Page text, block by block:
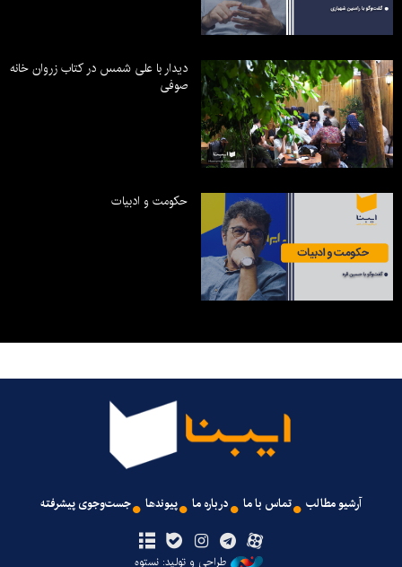
دیدار با علی شمس در کتاب زروان خانه
صوفی
حکومت و ادبیات
آرشیو مطالب تماس با ما درباره ما پیوندها جست‌وجوی پیشرفته
طراحی و تولید: نستوه